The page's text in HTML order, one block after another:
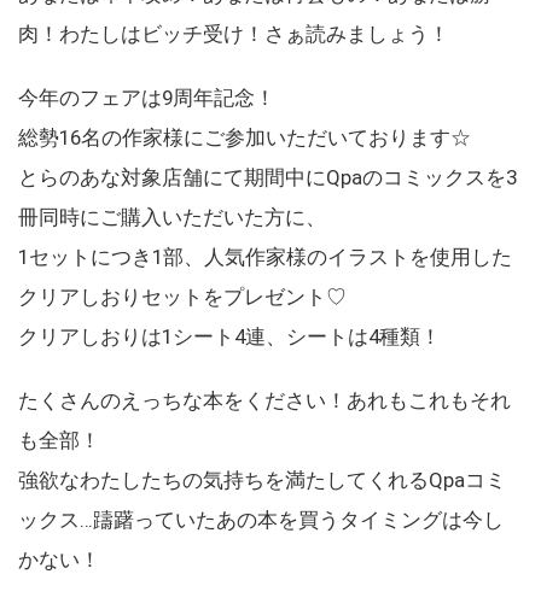
肉！わたしはビッチ受け！さぁ読みましょう！
今年のフェアは9周年記念！
総勢16名の作家様にご参加いただいております☆
とらのあな対象店舗にて期間中にQpaのコミックスを3
冊同時にご購入いただいた方に、
1セットにつき1部、人気作家様のイラストを使用した
クリアしおりセットをプレゼント♡
クリアしおりは1シート4連、シートは4種類！
たくさんのえっちな本をください！あれもこれもそれ
も全部！
強欲なわたしたちの気持ちを満たしてくれるQpaコミ
ックス…躊躇っていたあの本を買うタイミングは今し
かない！